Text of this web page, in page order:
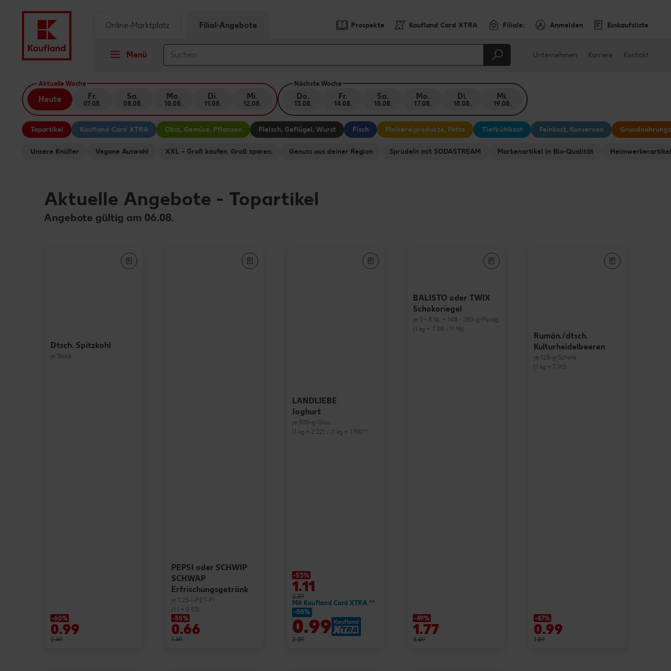
Springe zu
Hauptinhalt
Footer
Prospekte Kaufland Card XTRA Filiale: Anmelden Einkaufsliste
Menü
Online-Marktplatz Filial-Angebote
Unternehmen Karriere Kontakt
Aktuelle Woche
Heute Fr.
07.08.
Sa.
08.08.
Mo.
10.08.
Di.
11.08.
Mi.
12.08.
Nächste Woche
Do.
13.08.
Fr.
14.08.
Sa.
15.08.
Mo.
17.08.
Di.
18.08.
Mi.
19.08.
Topartikel Kaufland Card XTRA Obst, Gemüse, Pflanzen Fleisch, Geflügel, Wurst Fisch Molkereiprodukte, Fette Tiefkühlkost Feinkost, Konserven
Unsere Knüller Vegane Auswahl XXL – Groß kaufen. Groß sparen. Genuss aus deiner Region Sprudeln mit SODASTREAM Markenartikel in Bio-Qualität Heimwerkerartikel
Aktuelle Angebote - Topartikel
Angebote gültig am 06.08.
Dtsch. Spitzkohl
je Stück
-60%
0.99
2.49
PEPSI oder SCHWIP
SCHWAP
Erfrischungsgetränk
je 1,25-l-PET-Fl.
(1 l = 0.53)
-55%
0.66
1.49
LANDLIEBE
Joghurt
je 500-g-Glas
(1 kg = 2.22) / (1 kg = 1.98)**
-53%
1.11
2.39
Mit Kaufland Card XTRA **
-58%
0.99
2.39
BALISTO oder TWIX
Schokoriegel
je 5 - 8 St. = 148 - 250-g-Packg.
(1 kg = 7.08 - 11.96)
-49%
1.77
3.49
Rumän./dtsch.
Kulturheidelbeeren
je 125-g-Schale
(1 kg = 7.92)
-47%
0.99
1.89